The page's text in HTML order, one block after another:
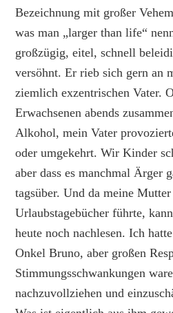
Bezeichnung mit großer
was man „larger than life“
großzügig, eitel, schnell
versöhnt. Er rieb sich gern an
ziemlich exzentrischen Vater.
Erwachsenen abends
Alkohol, mein Vater
oder umgekehrt. Wir Kinder
aber dass es manchmal Ärger
tagsüber. Und da meine
Urlaubstagebücher führte,
heute noch nachlesen. Ich
Onkel Bruno, aber großen
Stimmungsschwankungen
nachzuvollziehen und